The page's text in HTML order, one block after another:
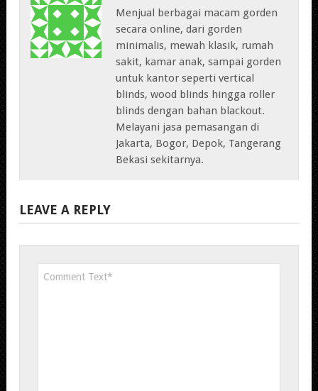
Menjual berbagai macam gorden
secara online, dari gorden
minimalis, mewah klasik, rumah
sakit, kamar anak, sampai gorden
untuk kantor seperti vertical
blinds, wood blinds hingga roller
blinds dengan bahan blackout.
Melayani jasa pemasangan di
Jakarta, Bogor, Depok, Tangerang
Bekasi sekitarnya.
LEAVE A REPLY